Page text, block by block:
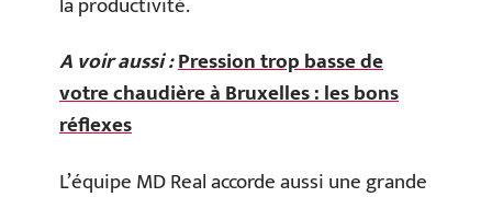
A voir aussi :Pression trop basse de
votre chaudière à Bruxelles : les bons
réflexes
L’équipe MD Real accorde aussi une grande